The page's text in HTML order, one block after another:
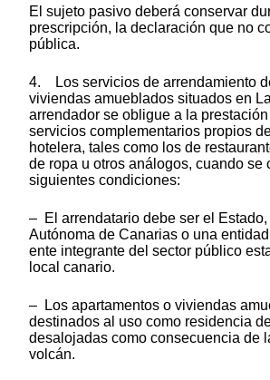
El sujeto pasivo deberá conservar
prescripción, la declaración que no
pública.
4. Los servicios de arrendamiento
viviendas amueblados situados en
arrendador se obligue a la
servicios complementarios propios
hotelera, tales como los de
de ropa u otros análogos, cuando se
siguientes condiciones:
– El arrendatario debe ser el
Autónoma de Canarias o una
ente integrante del sector público
local canario.
– Los apartamentos o viviendas
destinados al uso como residencia
desalojadas como consecuencia de
volcán.